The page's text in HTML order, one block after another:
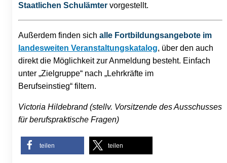
Staatlichen Schulämter vorgestellt.
Außerdem finden sich alle Fortbildungsangebote im
landesweiten Veranstaltungskatalog, über den auch
direkt die Möglichkeit zur Anmeldung besteht. Einfach
unter „Zielgruppe“ nach „Lehrkräfte im
Berufseinstieg“ filtern.
Victoria Hildebrand (stellv. Vorsitzende des Ausschusses
für berufspraktische Fragen)
teilen teilen